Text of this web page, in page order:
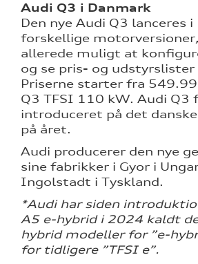
Audi Q3 i Danmark
Den nye Audi Q3 lanceres
forskellige
allerede muligt at
og se pris- og udstyrslister
Priserne starter fra
Q3 TFSI 110 kW. Audi Q3
introduceret på det
på året.
Audi producerer den nye
sine fabrikker i Gyor i
Ingolstadt i Tyskland.
*Audi har siden
A5 e-hybrid i 2024 kaldt
hybrid modeller for ”e-
for tidligere ”TFSI e”.